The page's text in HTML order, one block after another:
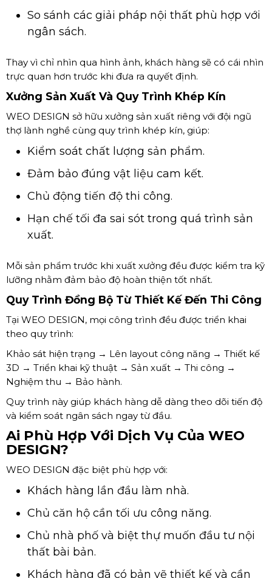
So sánh các giải pháp nội thất phù hợp với
ngân sách.
Thay vì chỉ nhìn qua hình ảnh, khách hàng sẽ có cái nhìn
trực quan hơn trước khi đưa ra quyết định.
Xưởng Sản Xuất Và Quy Trình Khép Kín
WEO DESIGN sở hữu xưởng sản xuất riêng với đội ngũ
thợ lành nghề cùng quy trình khép kín, giúp:
Kiểm soát chất lượng sản phẩm.
Đảm bảo đúng vật liệu cam kết.
Chủ động tiến độ thi công.
Hạn chế tối đa sai sót trong quá trình sản
xuất.
Mỗi sản phẩm trước khi xuất xưởng đều được kiểm tra kỹ
lưỡng nhằm đảm bảo độ hoàn thiện tốt nhất.
Quy Trình Đồng Bộ Từ Thiết Kế Đến Thi Công
Tại WEO DESIGN, mọi công trình đều được triển khai
theo quy trình:
Khảo sát hiện trạng → Lên layout công năng → Thiết kế
3D → Triển khai kỹ thuật → Sản xuất → Thi công →
Nghiệm thu → Bảo hành.
Quy trình này giúp khách hàng dễ dàng theo dõi tiến độ
và kiểm soát ngân sách ngay từ đầu.
Ai Phù Hợp Với Dịch Vụ Của WEO
DESIGN?
WEO DESIGN đặc biệt phù hợp với:
Khách hàng lần đầu làm nhà.
Chủ căn hộ cần tối ưu công năng.
Chủ nhà phố và biệt thự muốn đầu tư nội
thất bài bản.
Khách hàng đã có bản vẽ thiết kế và cần